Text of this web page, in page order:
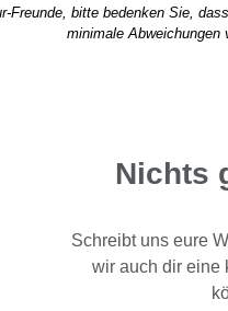
Freunde, bitte bedenken Sie,
minimale
Nichts
Schreibt uns eure
wir auch dir eine